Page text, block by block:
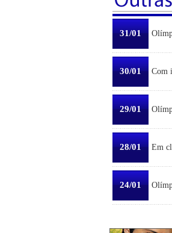
31/01
30/01 Com
29/01
28/01 Em
24/01